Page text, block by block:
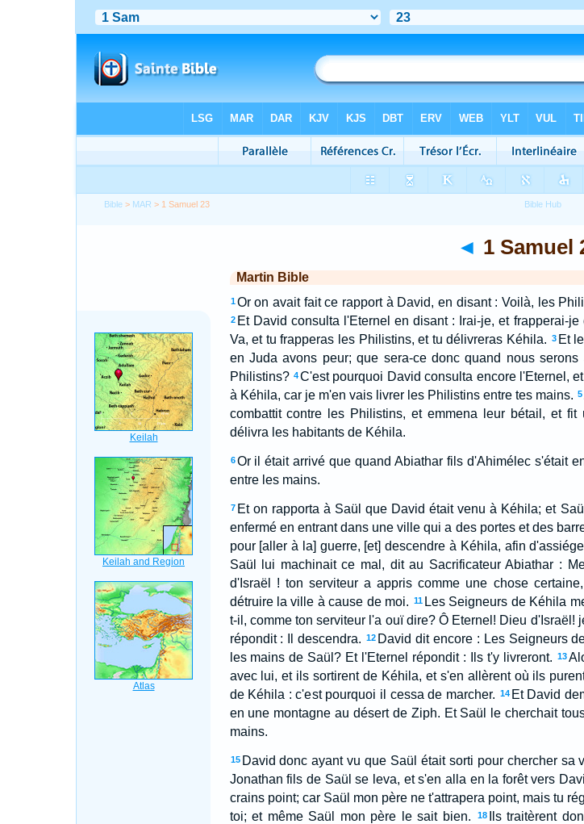
Bible > MAR > 1 Samuel 23
◄ 1 Samuel
Martin Bible
1 Or on avait fait ce rapport à David, en disant : Voilà, les
2 Et David consulta l'Eternel en disant : Irai-je, et frapperai-
Va, et tu frapperas les Philistins, et tu délivreras Kéhila. 3 Et
en Juda avons peur; que sera-ce donc quand nous
Philistins? 4C'est pourquoi David consulta encore l'Eternel,
à Kéhila, car je m'en vais livrer les Philistins entre tes mains. 5
combattit contre les Philistins, et emmena leur bétail, et
délivra les habitants de Kéhila.
6 Or il était arrivé que quand Abiathar fils d'Ahimélec s'était
entre les mains.
7 Et on rapporta à Saül que David était venu à Kéhila; et
enfermé en entrant dans une ville qui a des portes et des
pour [aller à la] guerre, [et] descendre à Kéhila, afin
Saül lui machinait ce mal, dit au Sacrificateur Abiathar :
d'Israël ! ton serviteur a appris comme une chose
détruire la ville à cause de moi. 11 Les Seigneurs de Kéhila
t-il, comme ton serviteur l'a ouï dire? Ô Eternel! Dieu d'Israël!
répondit : Il descendra. 12 David dit encore : Les Seigneurs
les mains de Saül? Et l'Eternel répondit : Ils t'y livreront. 13
avec lui, et ils sortirent de Kéhila, et s'en allèrent où ils
de Kéhila : c'est pourquoi il cessa de marcher. 14 Et David
en une montagne au désert de Ziph. Et Saül le cherchait
mains.
15 David donc ayant vu que Saül était sorti pour chercher sa
Jonathan fils de Saül se leva, et s'en alla en la forêt vers
crains point; car Saül mon père ne t'attrapera point, mais tu
toi; et même Saül mon père le sait bien.
18
Ils traitèrent